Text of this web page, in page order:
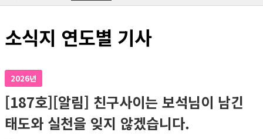
소식지 연도별 기사
2026년
[187호][알림] 친구사이는 보석님이 남긴
태도와 실천을 잊지 않겠습니다.